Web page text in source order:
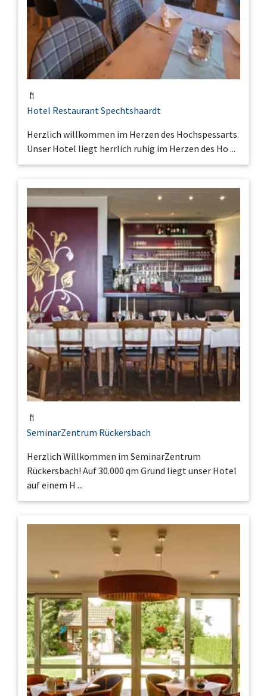
Hotel Restaurant Spechtshaardt
Herzlich willkommen im Herzen des Hochspessarts.
Unser Hotel liegt herrlich ruhig im Herzen des Ho ...
SeminarZentrum Rückersbach
Herzlich Willkommen im SeminarZentrum
Rückersbach! Auf 30.000 qm Grund liegt unser Hotel
auf einem H ...